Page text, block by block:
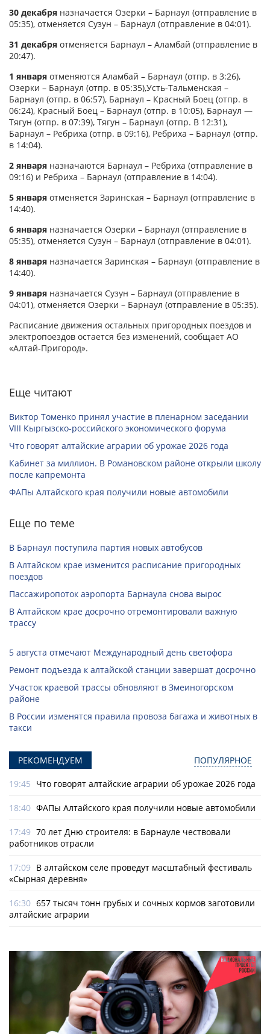
30 декабря назначается Озерки – Барнаул (отправление в
05:35), отменяется Сузун – Барнаул (отправление в 04:01).
31 декабря отменяется Барнаул – Аламбай (отправление в
20:47).
1 января отменяются Аламбай – Барнаул (отпр. в 3:26),
Озерки – Барнаул (отпр. в 05:35),Усть-Тальменская –
Барнаул (отпр. в 06:57), Барнаул – Красный Боец (отпр. в
06:24), Красный Боец – Барнаул (отпр. в 10:05), Барнаул —
Тягун (отпр. в 07:39), Тягун – Барнаул (отпр. В 12:31),
Барнаул – Ребриха (отпр. в 09:16), Ребриха – Барнаул (отпр.
в 14:04).
2 января назначаются Барнаул – Ребриха (отправление в
09:16) и Ребриха – Барнаул (отправление в 14:04).
5 января отменяется Заринская – Барнаул (отправление в
14:40).
6 января назначается Озерки – Барнаул (отправление в
05:35), отменяется Сузун – Барнаул (отправление в 04:01).
8 января назначается Заринская – Барнаул (отправление в
14:40).
9 января назначается Сузун – Барнаул (отправление в
04:01), отменяется Озерки – Барнаул (отправление в 05:35).
Расписание движения остальных пригородных поездов и
электропоездов остается без изменений, сообщает АО
«Алтай-Пригород».
Еще читают
Виктор Томенко принял участие в пленарном заседании
VIII Кыргызско-российского экономического форума
Что говорят алтайские аграрии об урожае 2026 года
Кабинет за миллион. В Романовском районе открыли школу
после капремонта
ФАПы Алтайского края получили новые автомобили
Еще по теме
В Барнаул поступила партия новых автобусов
В Алтайском крае изменится расписание пригородных
поездов
Пассажиропоток аэропорта Барнаула снова вырос
В Алтайском крае досрочно отремонтировали важную
трассу
5 августа отмечают Международный день светофора
Ремонт подъезда к алтайской станции завершат досрочно
Участок краевой трассы обновляют в Змеиногорском
районе
В России изменятся правила провоза багажа и животных в
такси
РЕКОМЕНДУЕМ ПОПУЛЯРНОЕ
19:45 Что говорят алтайские аграрии об урожае 2026 года
18:40 ФАПы Алтайского края получили новые автомобили
17:49 70 лет Дню строителя: в Барнауле чествовали
работников отрасли
17:09 В алтайском селе проведут масштабный фестиваль
«Сырная деревня»
16:30 657 тысяч тонн грубых и сочных кормов заготовили
алтайские аграрии